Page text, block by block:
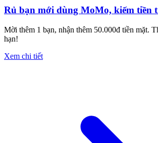
Rủ bạn mới dùng MoMo, kiếm tiền
Mời thêm 1 bạn, nhận thêm 50.000đ tiền mặt.
hạn!
Xem chi tiết